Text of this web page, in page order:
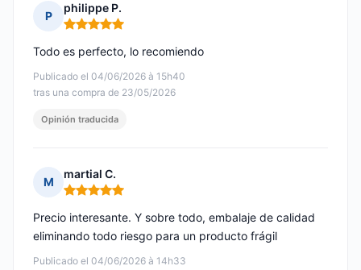
P
philippe P.
Nota: 5 de 5
Publicado el 04/06/2026 à 15h40
tras una compra de 23/05/2026
Todo es perfecto, lo recomiendo
Opinión traducida
M
martial C.
Nota: 5 de 5
Publicado el 04/06/2026 à 14h33
Precio interesante. Y sobre todo, embalaje de calidad
eliminando todo riesgo para un producto frágil